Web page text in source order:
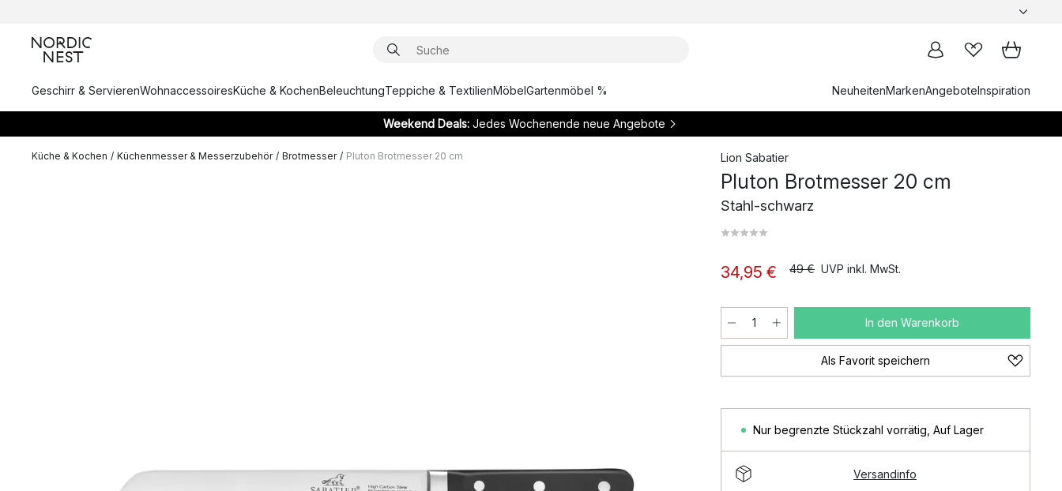
Geschirr & ServierenWohnaccessoiresKüche & KochenBeleuchtungTeppiche & TextilienMöbelGartenmöbel % NeuheitenMarkenAngeboteInspiration
Weekend Deals:Jedes Wochenende neue Angebote
Küche & Kochen / Küchenmesser & Messerzubehör / Brotmesser / Pluton Brotmesser 20 cm Lion Sabatier
Pluton Brotmesser 20 cm
Stahl-schwarz
34,95 € 49 € UVP inkl. MwSt.
In den Warenkorb
Als Favorit speichern
Nur begrenzte Stückzahl vorrätig Auf Lager
Versandinfo